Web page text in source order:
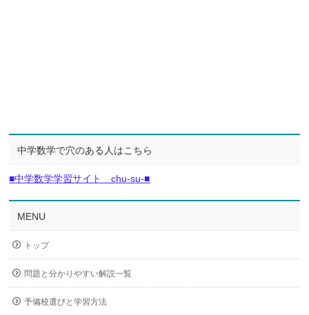
中学数学で穴のある人はこちら
■中学数学学習サイト chu-su-■
MENU
トップ
問題と分かりやすい解説一覧
予備校選びと学習方法